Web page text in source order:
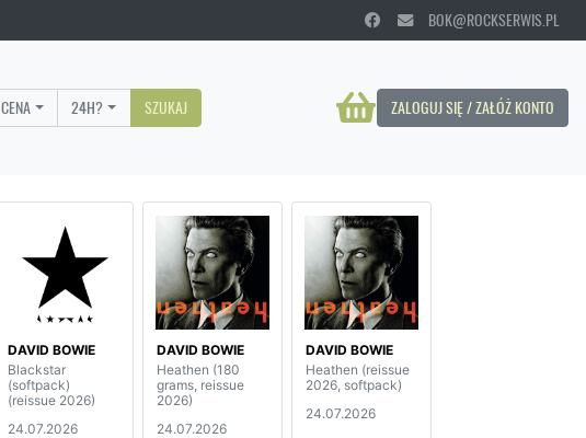
BOK@ROCKSERWIS.PL
ZALOGUJ SIĘ / ZAŁÓŻ KONTO
CENA 24H? SZUKAJ
DAVID BOWIE
Blackstar
(softpack)
(reissue 2026)
24.07.2026
DAVID BOWIE
Heathen (180
grams, reissue
2026)
24.07.2026
DAVID BOWIE
Heathen (reissue
2026, softpack)
24.07.2026